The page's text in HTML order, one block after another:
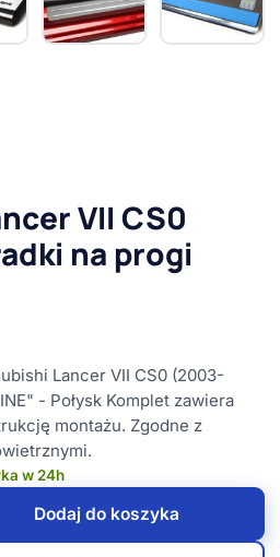
VII CS0
na progi
Lancer VII CS0 (2003-
- Połysk Komplet zawiera
montażu. Zgodne z
w 24h
Dodaj do koszyka